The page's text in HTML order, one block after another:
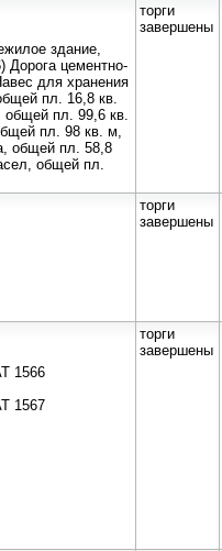
здaниe,
цeмeнтнo-
для хрaнeния
пл. 16,8 кв.
пл. 99,6 кв.
пл. 98 кв. м,
oбщeй пл. 58,8
oбщeй пл.
торги
завершены
торги
завершены
1566
1567
торги
завершены